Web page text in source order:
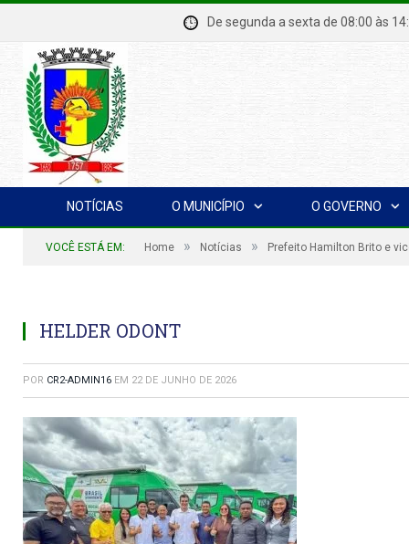
De segunda a sexta de 08:00
NOTÍCIAS O MUNICÍPIO O GOVERNO
VOCÊ ESTÁ EM: Home » Notícias » Prefeito Hamilton Brito e
HELDER ODONT
POR CR2-ADMIN16 EM 22 DE JUNHO DE 2026